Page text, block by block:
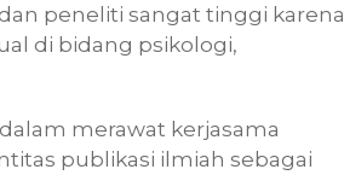
peneliti sangat tinggi karena
di bidang psikologi,
merawat kerjasama
publikasi ilmiah sebagai